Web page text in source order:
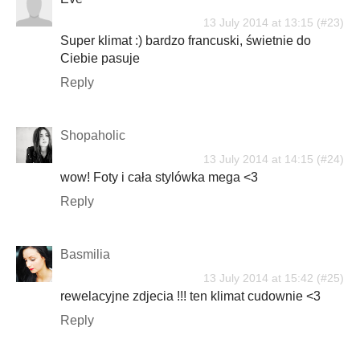
13 July 2014 at 13:15
Super klimat :) bardzo francuski, świetnie do
Ciebie pasuje
Reply
Shopaholic
13 July 2014 at 14:15
wow! Foty i cała stylówka mega <3
Reply
Basmilia
13 July 2014 at 15:42
rewelacyjne zdjecia !!! ten klimat cudownie <3
Reply